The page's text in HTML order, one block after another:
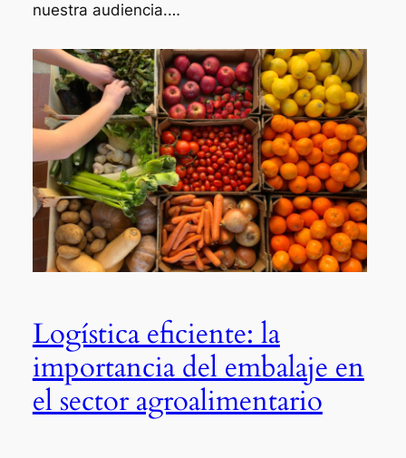
nuestra audiencia.…
Logística eficiente: la
importancia del embalaje en
el sector agroalimentario